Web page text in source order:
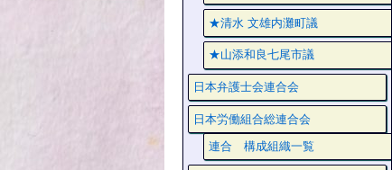
★清水 文雄内灘町議
★山添和良七尾市議
日本弁護士会連合会
日本労働組合総連合会
連合 構成組織一覧